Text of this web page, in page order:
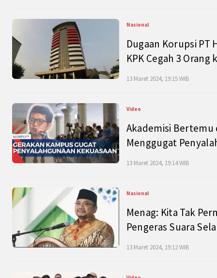
Nasional
Dugaan Korupsi PT
KPK Cegah 3 Orang
13 Maret 2024, 19:15 WIB
Video
Akademisi Bertemu
Menggugat
13 Maret 2024, 19:14 WIB
Nasional
Menag: Kita Tak
Pengeras Suara
13 Maret 2024, 19:12 WIB